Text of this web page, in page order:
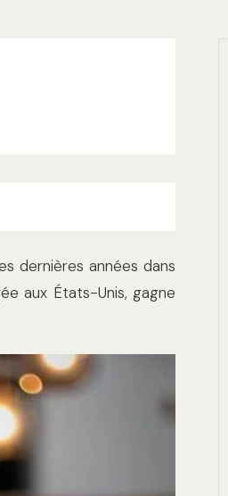
dernières années dans
aux États-Unis, gagne